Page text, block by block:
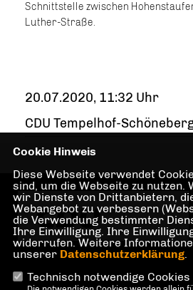
Schnittstelle zwischen
Luther-Straße.
20.07.2020, 11:32 Uhr
CDU Tempelhof-
Cookie Hinweis
Diese Webseite verwendet
sind, um die Webseite zu nutzen.
wir Dienste von Drittanbietern,
Webangebot zu verbessern
die Verwendung bestimmter
Ihre Einwilligung. Ihre
widerrufen. Weitere
unserer Datenschutzerklärung.
Technisch notwendige Cookies